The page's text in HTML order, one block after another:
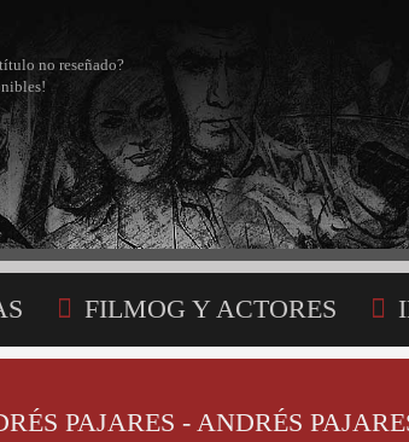
no reseñado?
FILMOG Y ACTORES
PAJARES - ANDRÉS